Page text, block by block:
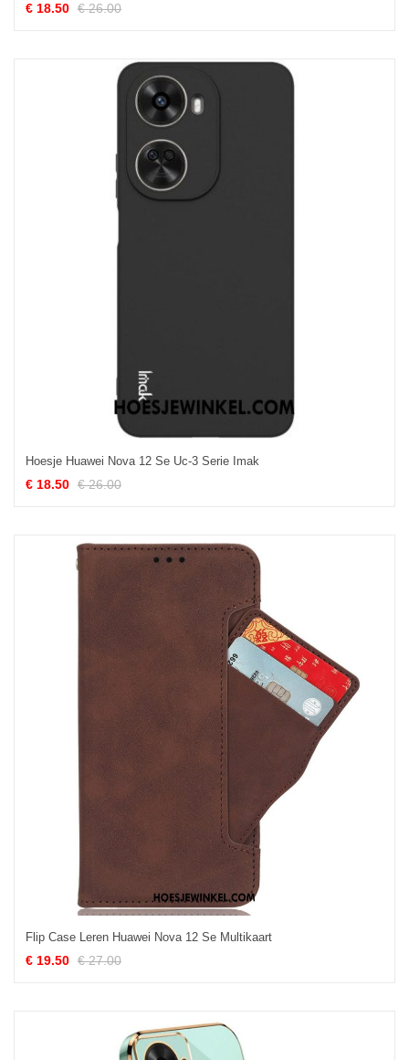
€ 18.50 € 26.00
Hoesje Huawei Nova 12 Se Uc-3 Serie Imak
€ 18.50 € 26.00
Flip Case Leren Huawei Nova 12 Se Multikaart
€ 19.50 € 27.00